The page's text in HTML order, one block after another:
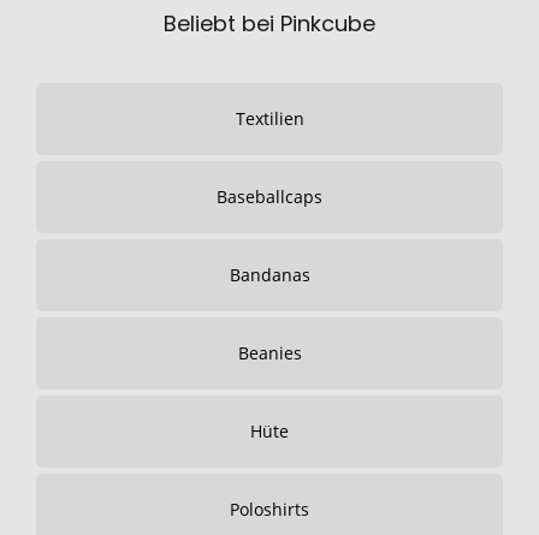
Beliebt bei Pinkcube
Textilien
Baseballcaps
Bandanas
Beanies
Hüte
Poloshirts